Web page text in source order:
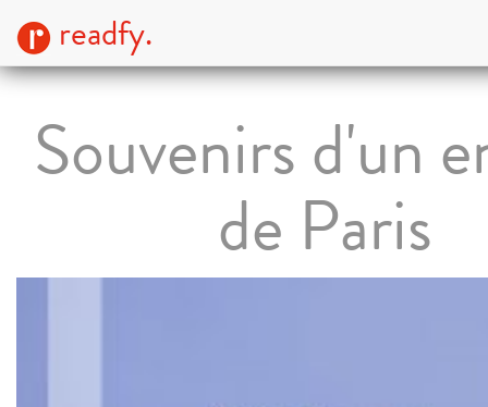
readfy.
Souvenirs d'un
de Paris